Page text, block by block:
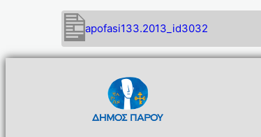
apofasi133.2013_id3032